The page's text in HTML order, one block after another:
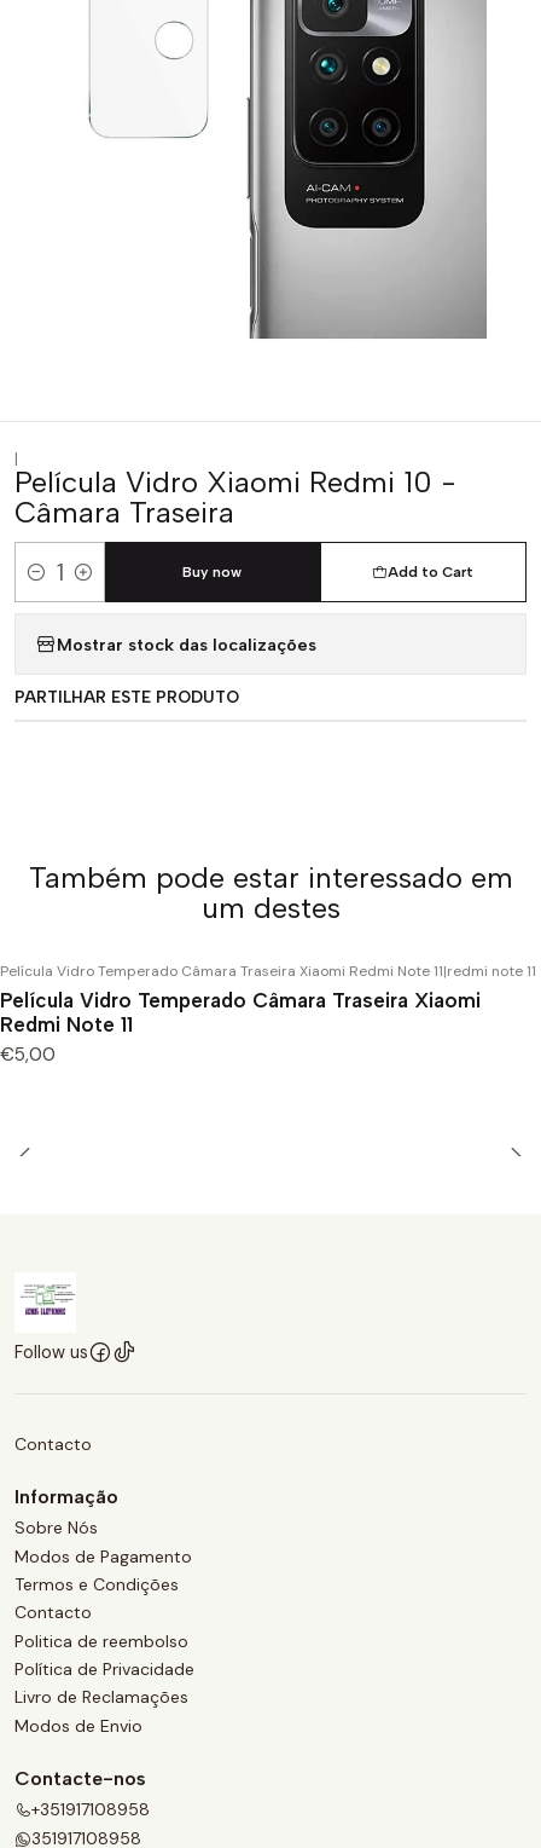
|
Película Vidro Xiaomi Redmi 10 -
Câmara Traseira
Quantity
Add to Cart
Buy now
Mostrar stock das localizações
PARTILHAR ESTE PRODUTO
Também pode estar interessado em
um destes
Película Vidro Temperado Câmara Traseira Xiaomi Redmi Note 11|redmi note 11
Película Vidro Temperado Câmara Traseira Xiaomi
Redmi Note 11
€5,00
Follow us
Contacto
Informação
Sobre Nós
Modos de Pagamento
Termos e Condições
Contacto
Politica de reembolso
Política de Privacidade
Livro de Reclamações
Modos de Envio
Contacte-nos
+351917108958
351917108958